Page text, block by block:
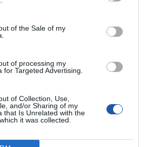
of the Sale of my
of processing my
for Targeted Advertising.
of Collection, Use,
and/or Sharing of my
that Is Unrelated with the
it was collected.
Protocol/Internet Protocol
LLDP - Link Layer Discovery Protocol
Port Security
QoS - Quality of Service (kontrola jakość
UDP - datagramowy protokół użytkownika
TFTP - Trivial File Transfer Protocol
TCP